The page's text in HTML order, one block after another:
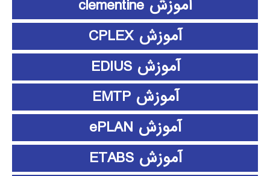
آموزش clementine
آموزش CPLEX
آموزش EDIUS
آموزش EMTP
آموزش ePLAN
آموزش ETABS